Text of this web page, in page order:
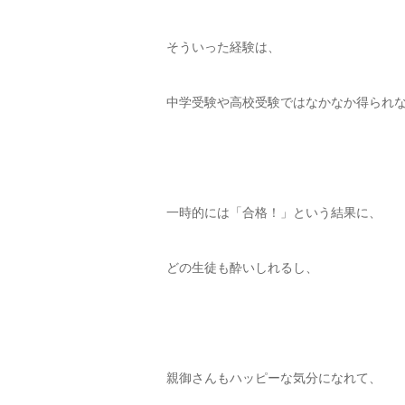
そういった経験は、
中学受験や高校受験ではなかなか得られ
一時的には「合格！」という結果に、
どの生徒も酔いしれるし、
親御さんもハッピーな気分になれて、